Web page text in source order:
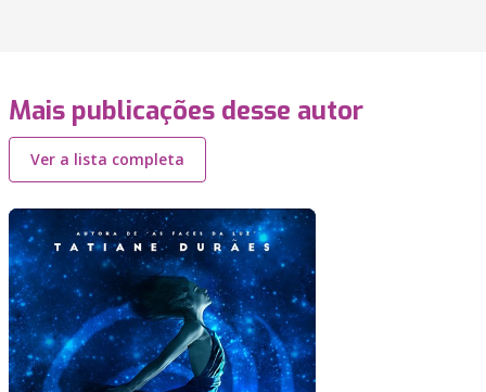
Mais publicações desse autor
Ver a lista completa